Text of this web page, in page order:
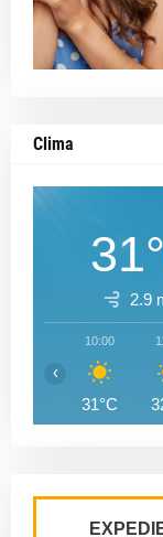
Clima
2.9
10:00
31°C
‹